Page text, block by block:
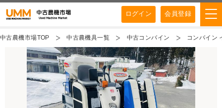
ログイン 会員登録
中古農機市場TOP 中古農機具一覧 中古コンバイン コンバイン